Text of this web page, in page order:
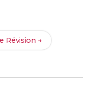
Révision →